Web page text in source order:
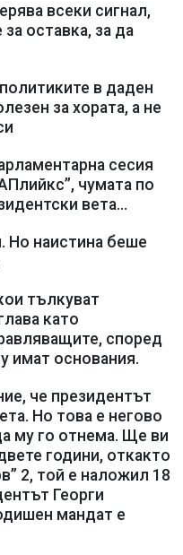
всеки сигнал,
оставка, за да
в даден
за хората, а не
сесия
чумата по
вета...
Но наистина беше
тълкуват
като
според
имат основания.
че президентът
Но това е негово
му го отнема. Ще ви
години, откакто
2, той е наложил 18
Георги
мандат е